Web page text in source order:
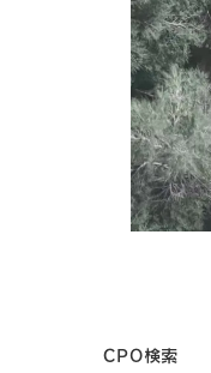
CPO検索